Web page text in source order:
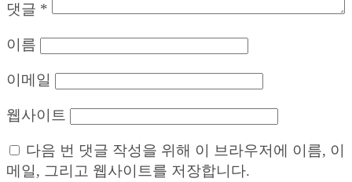
댓글 *
이름
이메일
웹사이트
다음 번 댓글 작성을 위해 이 브라우저에 이름, 이
메일, 그리고 웹사이트를 저장합니다.